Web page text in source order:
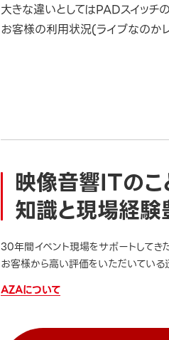
大きな違いとしてはPADスイッ
お客様の利用状況(ライブなのか
映像音響ITのこ
知識と現場経験
30年間イベント現場をサポートしてき
お客様から高い評価をいただいている
AZAについて